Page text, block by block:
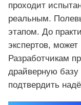
проходит
реальным.
этапом. До
экспертов,
Разработчикам
драйверную
подтвердить